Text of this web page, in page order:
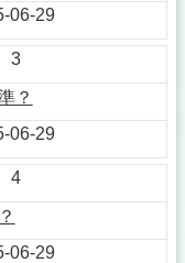
06-29
3
？
06-29
4
06-29